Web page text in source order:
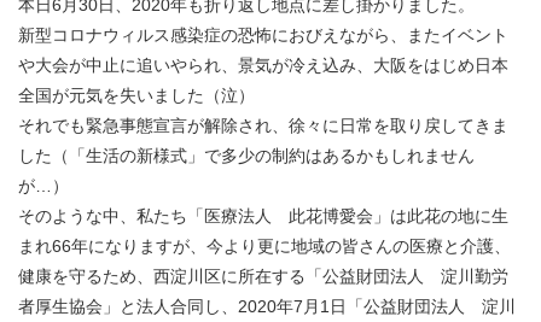
本日6月30日、2020年も折り返し地点に差し掛かりました。
新型コロナウィルス感染症の恐怖におびえながら、またイベント
や大会が中止に追いやられ、景気が冷え込み、大阪をはじめ日本
全国が元気を失いました（泣）
それでも緊急事態宣言が解除され、徐々に日常を取り戻してきま
した（「生活の新様式」で多少の制約はあるかもしれません
が…）
そのような中、私たち「医療法人 此花博愛会」は此花の地に生
まれ66年になりますが、今より更に地域の皆さんの医療と介護、
健康を守るため、西淀川区に所在する「公益財団法人 淀川勤労
者厚生協会」と法人合同し、2020年7月1日「公益財団法人 淀川